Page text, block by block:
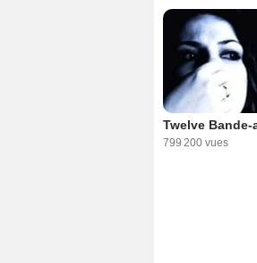
Twelve Bande-
799 200 vues